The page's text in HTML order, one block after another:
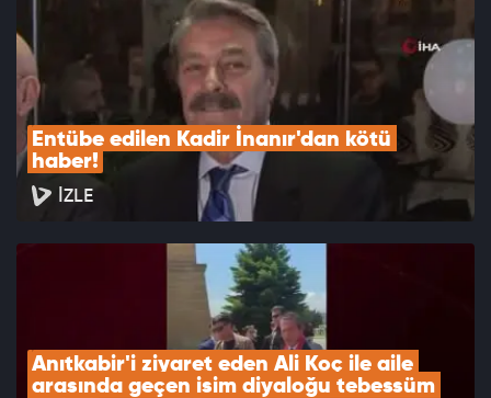
Entübe edilen Kadir İnanır'dan kötü
haber!
İZLE
Anıtkabir'i ziyaret eden Ali Koç ile aile
arasında geçen isim diyaloğu tebessüm